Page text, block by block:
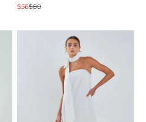
Prezzo scontato
$56Prezzo
$80